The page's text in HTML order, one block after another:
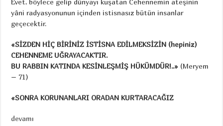
Evet, böylece gelip dünyayı kuşatan Cehennemin ateşinin
yâni radyasyonunun içinden istisnasız bütün insanlar
geçecektir.
«SİZDEN HİÇ BİRİNİZ İSTİSNA EDİLMEKSİZİN (hepiniz)
CEHENNEME UĞRAYACAKTIR.
BU RABBIN KATINDA KESİNLEŞMİŞ HÜKÜMDÜR!..» (Meryem
– 71)
«SONRA KORUNANLARI ORADAN KURTARACAĞIZ
devamı